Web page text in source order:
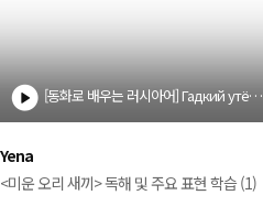
[동화로 배우는 러시아어] Гадкий утёнок (1)
Yena
<미운 오리 새끼> 독해 및 주요 표현 학습 (1)